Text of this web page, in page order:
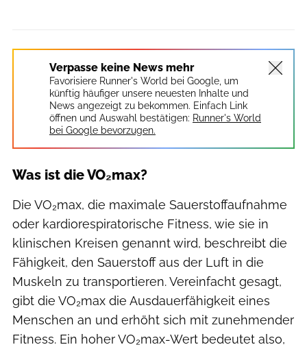
Verpasse keine News mehr
Favorisiere Runner's World bei Google, um
künftig häufiger unsere neuesten Inhalte und
News angezeigt zu bekommen. Einfach Link
öffnen und Auswahl bestätigen: Runner's World
bei Google bevorzugen.
Was ist die VO₂max?
Die VO₂max, die maximale Sauerstoffaufnahme
oder kardiorespiratorische Fitness, wie sie in
klinischen Kreisen genannt wird, beschreibt die
Fähigkeit, den Sauerstoff aus der Luft in die
Muskeln zu transportieren. Vereinfacht gesagt,
gibt die VO₂max die Ausdauerfähigkeit eines
Menschen an und erhöht sich mit zunehmender
Fitness. Ein hoher VO₂max-Wert bedeutet also,